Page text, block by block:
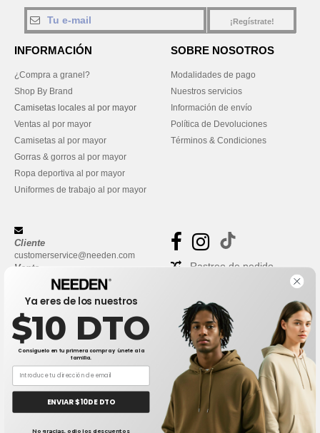
¡Regístrate!
INFORMACIÓN
¿Compra a granel?
Shop By Brand
Camisetas locales al por mayor
Ventas al por mayor
Camisetas al por mayor
Gorras & gorros al por mayor
Ropa deportiva al por mayor
Uniformes de trabajo al por mayor
SOBRE NOSOTROS
Modalidades de pago
Nuestros servicios
Información de envío
Política de Devoluciones
Términos & Condiciones
Cliente
customerservice@needen.com
Venta
sales@needen.com
Rastreo de pedido
Hola
Ya eres de los nuestros
$10 DTO
Consíguelo en tu primera compra y únete a la
familia.
ENVIAR $10 DE DTO
No gracias, odio los descuentos